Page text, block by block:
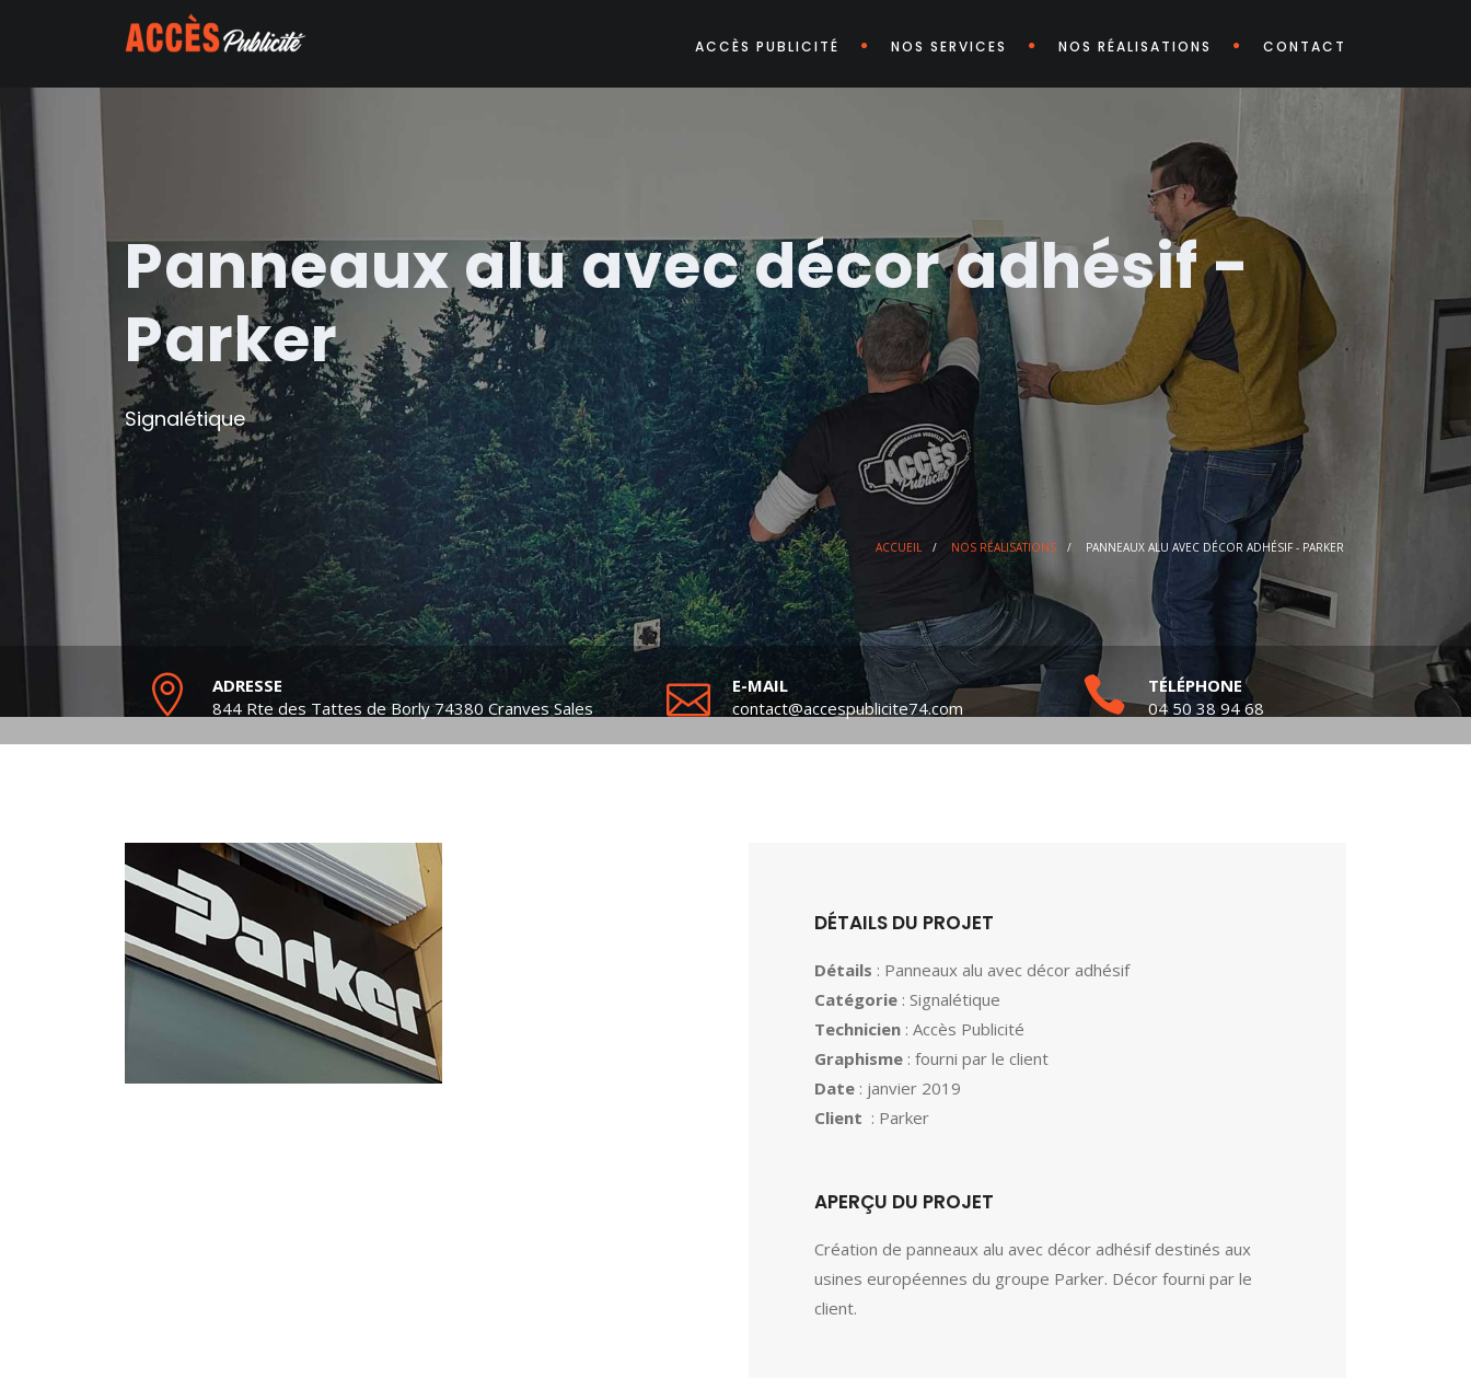
ACCÈS PUBLICITÉ NOS SERVICES NOS RÉALISATIONS CONTACT
Panneaux alu avec décor adhésif -
Parker
Signalétique
ACCUEIL / NOS RÉALISATIONS / PANNEAUX ALU AVEC DÉCOR ADHÉSIF - PARKER
ADRESSE
844 Rte des Tattes de Borly 74380 Cranves Sales
E-MAIL
contact@accespublicite74.com
TÉLÉPHONE
04 50 38 94 68
DÉTAILS DU PROJET
Détails : Panneaux alu avec décor adhésif
Catégorie : Signalétique
Technicien : Accès Publicité
Graphisme : fourni par le client
Date : janvier 2019
Client : Parker
APERÇU DU PROJET
Création de panneaux alu avec décor adhésif destinés aux
usines européennes du groupe Parker. Décor fourni par le
client.